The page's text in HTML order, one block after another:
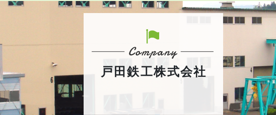
戸田鉄工株式会社